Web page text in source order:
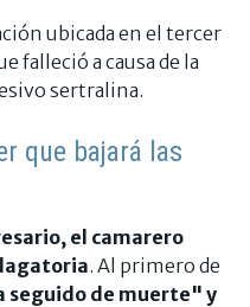
ubicada en el tercer
falleció a causa de la
sertralina.
que bajará las
el camarero
. Al primero de
seguido de muerte" y